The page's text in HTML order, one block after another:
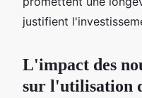
justifient
L'impact des
sur l'utilisation